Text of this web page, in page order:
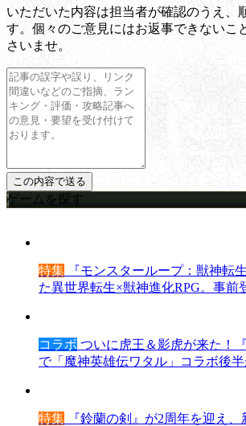
いただいた内容は担当者が確認のうえ、
す。個々のご意見にはお返事できないこ
さいませ。
ゲームを探す
特集 『モンスターループ：獣神転
た異世界転生×獣神進化RPG。事前
コラボ ついに虎王＆影虎が来た！
で「魔神英雄伝ワタル」コラボ後半
特集 『鈴蘭の剣』が2周年を迎え